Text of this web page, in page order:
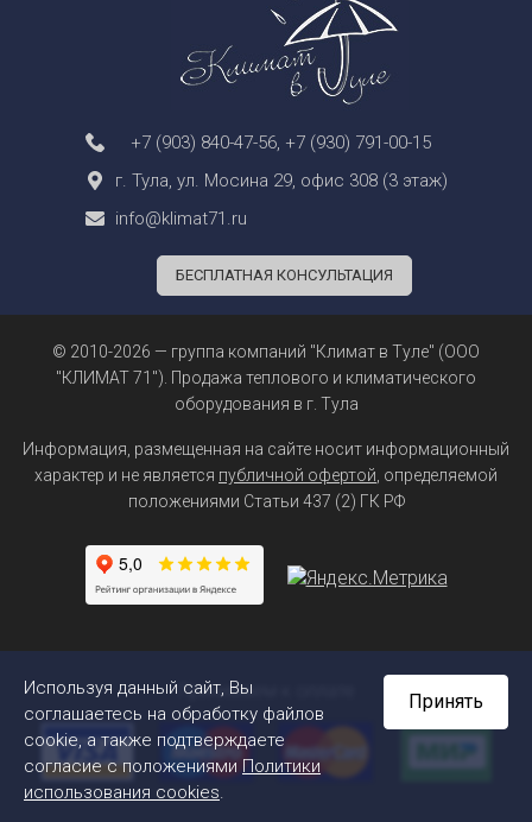
+7 (903) 840-47-56 +7 (930) 791-00-15
г. Тула, ул. Мосина 29, офис 308 (3 этаж)
info@klimat71.ru
БЕСПЛАТНАЯ КОНСУЛЬТАЦИЯ
© 2010-2026 — группа компаний "Климат в Туле" (ООО
"КЛИМАТ 71"). Продажа теплового и климатического
оборудования в г. Тула
Информация, размещенная на сайте носит информационный
характер и не является публичной офертой , определяемой
положениями Статьи 437 (2) ГК РФ
Принимаем к оплате
Используя данный сайт, Вы
соглашаетесь на обработку файлов
cookie, а также подтверждаете
согласие с положениями Политики
использования cookies.
Принять